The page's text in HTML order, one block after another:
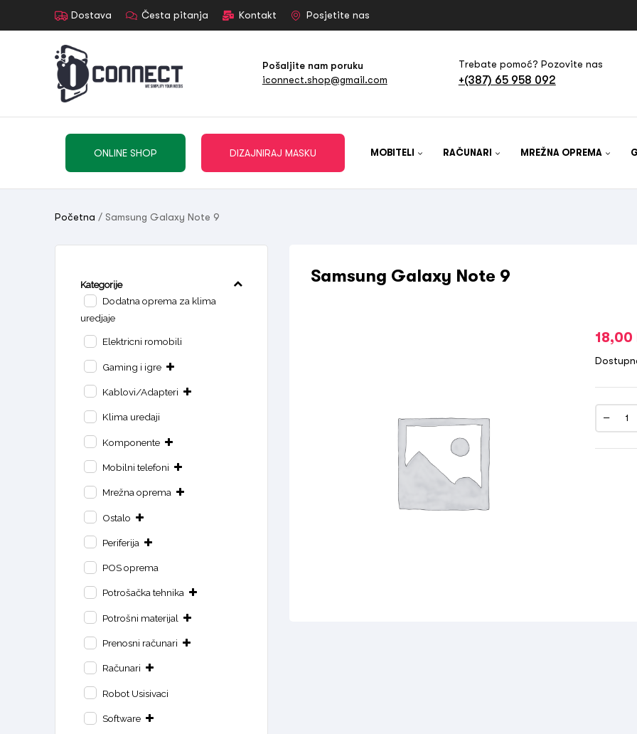
Dostava Česta pitanja Kontakt Posjetite nas
Pošaljite nam poruku
iconnect.shop@gmail.com
Trebate pomoć? Pozovite nas
+(387) 65 958 092
ONLINE SHOP DIZAJNIRAJ MASKU MOBITELI RAČUNARI MREŽNA OPREMA
Početna / Samsung Galaxy Note 9
Samsung Galaxy Note 9
18,00
Kategorije
Dodatna oprema za klima
uredjaje
Elektricni romobili
Gaming i igre
Kablovi/Adapteri
Klima uredaji
Komponente
Mobilni telefoni
Mrežna oprema
Ostalo
Periferija
POS oprema
Potrošačka tehnika
Potrošni materijal
Prenosni računari
Računari
Robot Usisivaci
Software